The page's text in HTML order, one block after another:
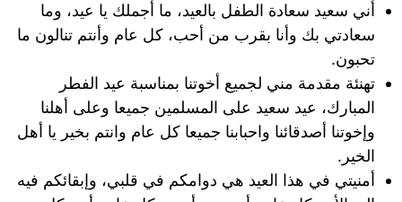
أني سعيد سعادة الطفل بالعيد، ما أجملك يا عيد، وما
سعادتي بك وأنا بقرب من أحب، كل عام وأنتم تنالون ما
تحبون.
تهنئة مقدمة مني لجميع أخوتنا بمناسبة عيد الفطر
المبارك، عيد سعيد على المسلمين جميعا وعلى أهلنا
وإخوتنا أصدقائنا واحبابنا جميعا كل عام وانتم بخير يا أهل
الخير.
أمنيتي في هذا العيد هي دوامكم في قلبي، وإبقائكم فيه